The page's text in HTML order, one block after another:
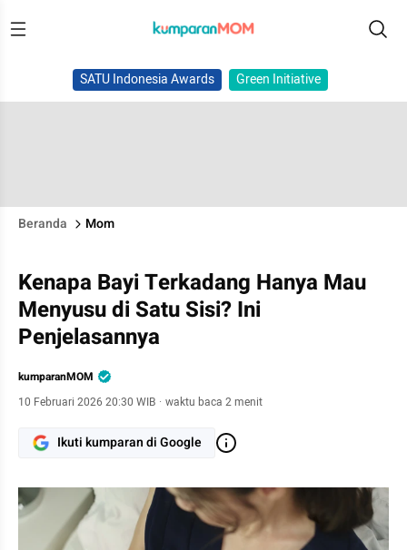
SATU Indonesia Awards Green Initiative
Beranda Mom
Kenapa Bayi Terkadang Hanya Mau
Menyusu di Satu Sisi? Ini
Penjelasannya
kumparanMOM
10 Februari 2026 20:30 WIB · waktu baca 2 menit
Ikuti kumparan di Google